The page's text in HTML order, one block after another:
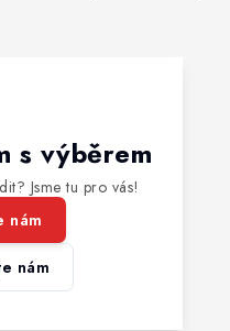
s výběrem
Jsme tu pro vás!
nám
nám